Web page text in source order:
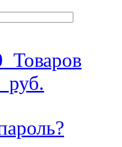
Товаров
руб.